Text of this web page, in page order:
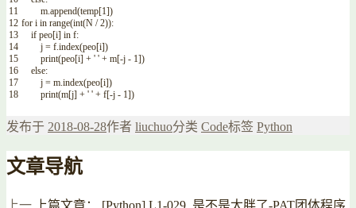
11
12
13
14
15
16
17
18
m.append(temp[1])
for i in range(int(N / 2)):
if peo[i] in f:
j = f.index(peo[i])
print(peo[i] + ' ' + m[-j - 1])
else:
j = m.index(peo[i])
print(m[j] + ' ' + f[-j - 1])
发布于 2018-08-28作者 liuchuo分类 Code标签 Python
文章导航